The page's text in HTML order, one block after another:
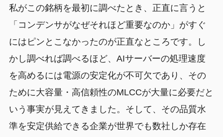
私がこの銘柄を最初に調べたとき、正直に言うと
「コンデンサがなぜそれほど重要なのか」がすぐ
にはピンとこなかったのが正直なところです。し
かし調べれば調べるほど、AIサーバーの処理速度
を高めるには電源の安定化が不可欠であり、その
ために大容量・高信頼性のMLCCが大量に必要だと
いう事実が見えてきました。そして、その品質水
準を安定供給できる企業が世界でも数社しか存在